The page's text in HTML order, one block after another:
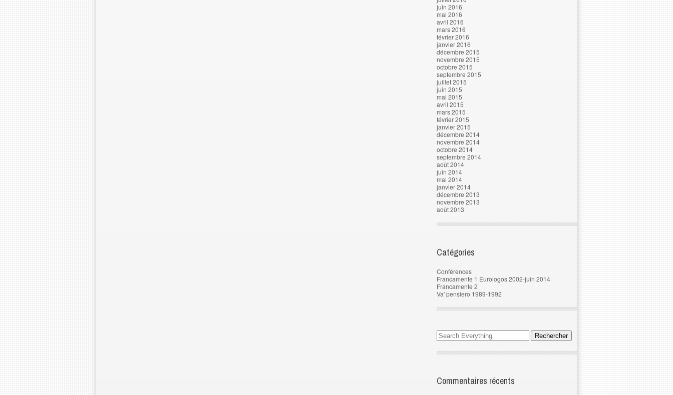
juin 2016
mai 2016
avril 2016
mars 2016
février 2016
janvier 2016
décembre 2015
novembre 2015
octobre 2015
septembre 2015
juillet 2015
juin 2015
mai 2015
avril 2015
mars 2015
février 2015
janvier 2015
décembre 2014
novembre 2014
octobre 2014
septembre 2014
août 2014
juin 2014
mai 2014
janvier 2014
décembre 2013
novembre 2013
août 2013
Catégories
Conférences
Francamente 1 Eurologos 2002-juin 2014
Francamente 2
Va' pensiero 1989-1992
Commentaires récents